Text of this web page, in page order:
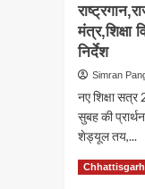
22
से
मंत्र,शिक्षा
निर्देश
Simran
नए शिक्षा
सुबह की
शेड्यूल तय,...
Read More
Chhattisgarh